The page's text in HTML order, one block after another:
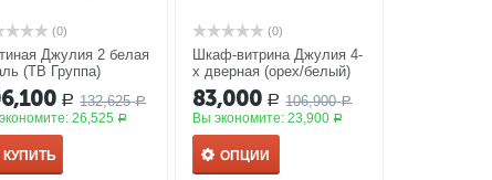
(0)
Джулия 2 белая
(ТВ Группа)
Деко Групп
Р 132,625 Р
26,525 Р
КУПИТЬ
(0)
Шкаф-витрина Джулия 4-
х дверная (орех/белый)
83,000 Р 106,900 Р
Вы экономите:23,900 Р
ОПЦИИ